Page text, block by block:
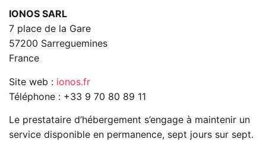
IONOS SARL
7 place de la Gare
57200 Sarreguemines
France
Site web : ionos.fr
Téléphone : +33 9 70 80 89 11
Le prestataire d’hébergement s’engage à maintenir un
service disponible en permanence, sept jours sur sept.